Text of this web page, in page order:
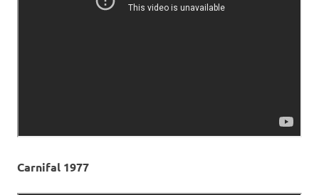
Carnifal 1977